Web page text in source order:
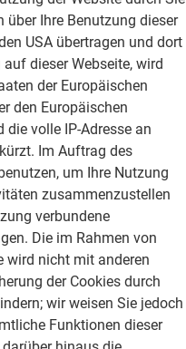
Ihre Benutzung dieser
USA übertragen und dort
dieser Webseite, wird
der Europäischen
den Europäischen
volle IP-Adresse an
Im Auftrag des
um Ihre Nutzung
zusammenzustellen
verbundene
Die im Rahmen von
wird nicht mit anderen
der Cookies durch
wir weisen Sie jedoch
Funktionen dieser